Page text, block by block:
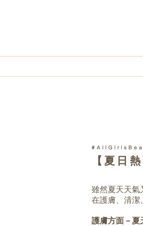
【夏日
雖然夏天天氣
在護膚、清潔
護膚方面－夏